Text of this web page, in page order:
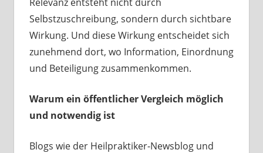
Selbstzuschreibung, sondern durch sichtbare
Wirkung. Und diese Wirkung entscheidet sich
zunehmend dort, wo Information, Einordnung
und Beteiligung zusammenkommen.
Warum ein öffentlicher Vergleich möglich
und notwendig ist
Blogs wie der Heilpraktiker-Newsblog und